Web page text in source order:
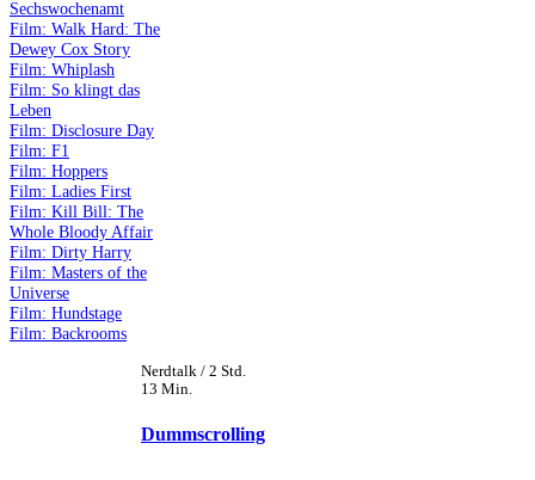
Sechswochenamt
Film: Walk Hard: The
Dewey Cox Story
Film: Whiplash
Film: So klingt das
Leben
Film: Disclosure Day
Film: F1
Film: Hoppers
Film: Ladies First
Film: Kill Bill: The
Whole Bloody Affair
Film: Dirty Harry
Film: Masters of the
Universe
Film: Hundstage
Film: Backrooms
Nerdtalk / 2 Std.
13 Min.
Dummscrolling